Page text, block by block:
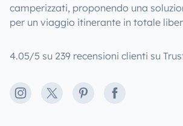
camperizzati, proponendo una
per un viaggio itinerante in totale
4.05/5 su 239 recensioni clienti su
Instagram
X PinterestFacebook